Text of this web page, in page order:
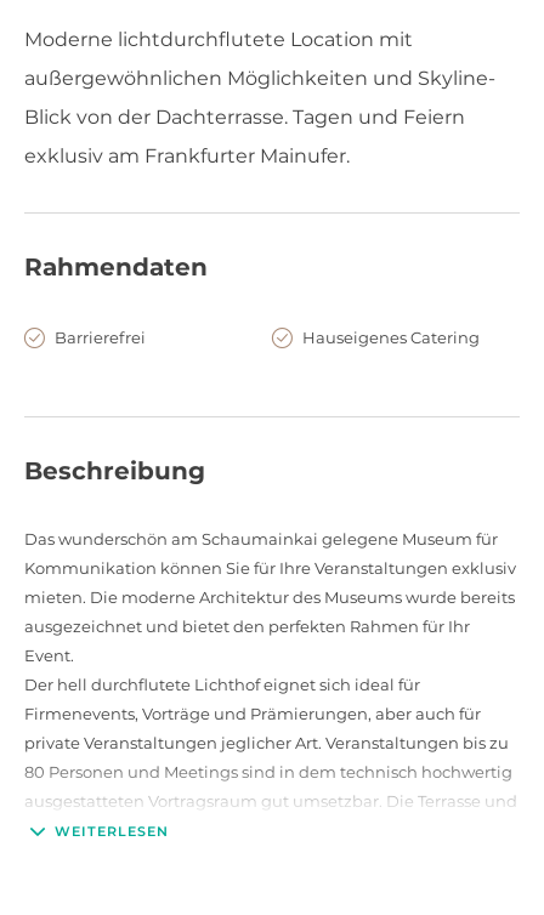
Moderne lichtdurchflutete Location mit
außergewöhnlichen Möglichkeiten und Skyline-
Blick von der Dachterrasse. Tagen und Feiern
exklusiv am Frankfurter Mainufer.
Rahmendaten
Barrierefrei Hauseigenes Catering
Beschreibung
Das wunderschön am Schaumainkai gelegene Museum für
Kommunikation können Sie für Ihre Veranstaltungen exklusiv
mieten. Die moderne Architektur des Museums wurde bereits
ausgezeichnet und bietet den perfekten Rahmen für Ihr
Event.
Der hell durchflutete Lichthof eignet sich ideal für
Firmenevents, Vorträge und Prämierungen, aber auch für
private Veranstaltungen jeglicher Art. Veranstaltungen bis zu
80 Personen und Meetings sind in dem technisch hochwertig
ausgestatteten Vortragsraum gut umsetzbar. Die Terrasse und
die Cafeteria sind bestens geeignet für zwanglose Get-
WEITERLESEN